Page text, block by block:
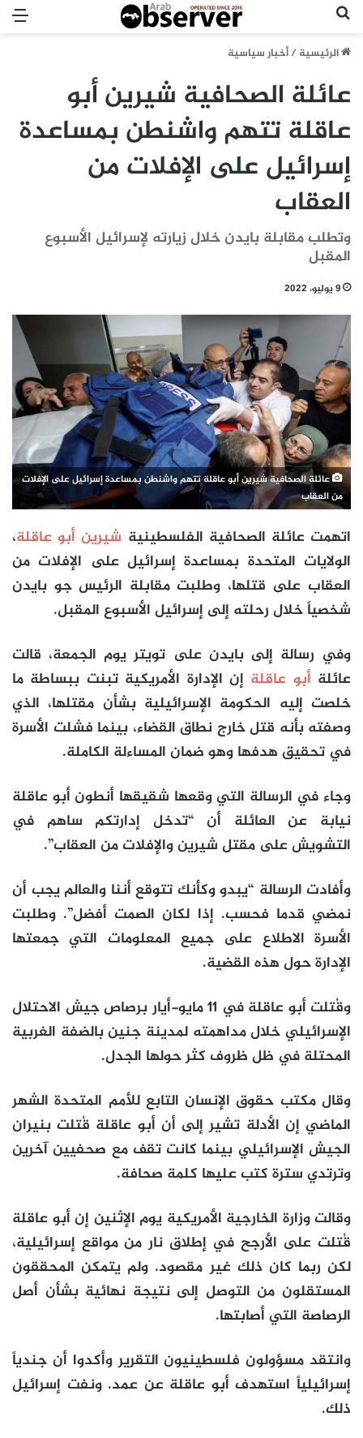
الرئيسية/أخبار سياسية
عائلة الصحافية شيرين أبو
عاقلة تتهم واشنطن بمساعدة
إسرائيل على الإفلات من
العقاب
وتطلب مقابلة بايدن خلال زيارته لإسرائيل الأسبوع
المقبل
9 يوليو، 2022
عائلة الصحافية شيرين أبو عاقلة تتهم واشنطن بمساعدة إسرائيل على الإفلات
من العقاب
اتهمت عائلة الصحافية الفلسطينية شيرين أبو عاقلة،
الولايات المتحدة بمساعدة إسرائيل على الإفلات من
العقاب على قتلها، وطلبت مقابلة الرئيس جو بايدن
شخصياً خلال رحلته إلى إسرائيل الأسبوع المقبل.
وفي رسالة إلى بايدن على تويتر يوم الجمعة، قالت
عائلةأبو عاقلة إن الإدارة الأمريكية تبنت ببساطة ما
خلصت إليه الحكومة الإسرائيلية بشأن مقتلها، الذي
وصفته بأنه قتل خارج نطاق القضاء، بينما فشلت الأسرة
في تحقيق هدفها وهو ضمان المساءلة الكاملة.
وجاء في الرسالة التي وقعها شقيقها أنطون أبو عاقلة
نيابة عن العائلة أن “تدخل إدارتكم ساهم في
التشويش على مقتل شيرين والإفلات من العقاب”.
وأفادت الرسالة “يبدو وكأنك تتوقع أننا والعالم يجب أن
نمضي قدما فحسب. إذا لكان الصمت أفضل”. وطلبت
الأسرة الاطلاع على جميع المعلومات التي جمعتها
الإدارة حول هذه القضية.
وقُتلت أبو عاقلة في 11 مايو-أيار برصاص جيش الاحتلال
الإسرائيلي خلال مداهمته لمدينة جنين بالضفة الغربية
المحتلة في ظل ظروف كثر حولها الجدل.
وقال مكتب حقوق الإنسان التابع للأمم المتحدة الشهر
الماضي إن الأدلة تشير إلى أن أبو عاقلة قُتلت بنيران
الجيش الإسرائيلي بينما كانت تقف مع صحفيين آخرين
وترتدي سترة كتب عليها كلمة صحافة.
وقالت وزارة الخارجية الأمريكية يوم الإثنين إن أبو عاقلة
قُتلت على الأرجح في إطلاق نار من مواقع إسرائيلية،
لكن ربما كان ذلك غير مقصود. ولم يتمكن المحققون
المستقلون من التوصل إلى نتيجة نهائية بشأن أصل
الرصاصة التي أصابتها.
وانتقد مسؤولون فلسطينيون التقرير وأكدوا أن جندياً
إسرائيلياً استهدف أبو عاقلة عن عمد. ونفت إسرائيل
ذلك.